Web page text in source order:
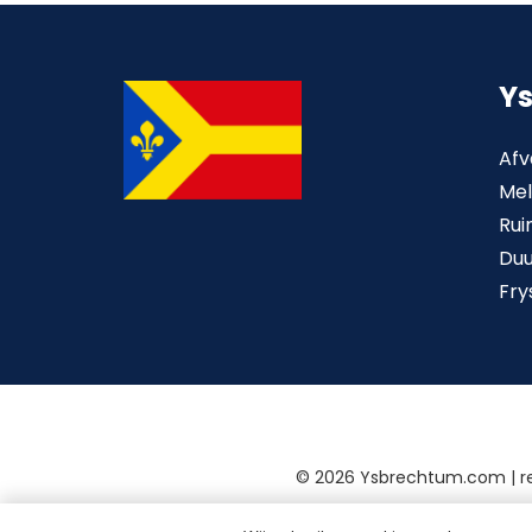
© 2026 Ysbrechtum.com |